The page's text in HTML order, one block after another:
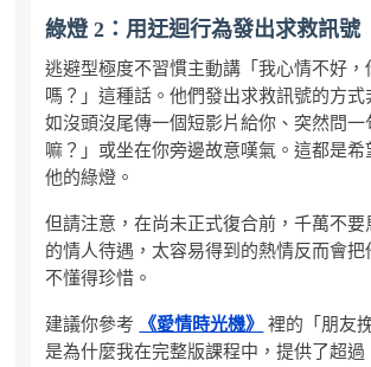
綠燈 2：用迂迴行為發出求救訊號
逃避型極度不習慣主動講「我心情不好，
嗎？」這種話。他們發出求救訊號的方式
如沒頭沒尾傳一個短影片給你、突然問一
嘛？」或坐在你旁邊故意嘆氣。這都是希
他的綠燈。
但請注意，在尚未正式復合前，千萬不要
的情人待遇，太容易得到的熱情反而會把
不懂得珍惜。
建議你參考 《愛情時光機》
裡的「朋友
是為什麼我在完整版課程中，提供了超過